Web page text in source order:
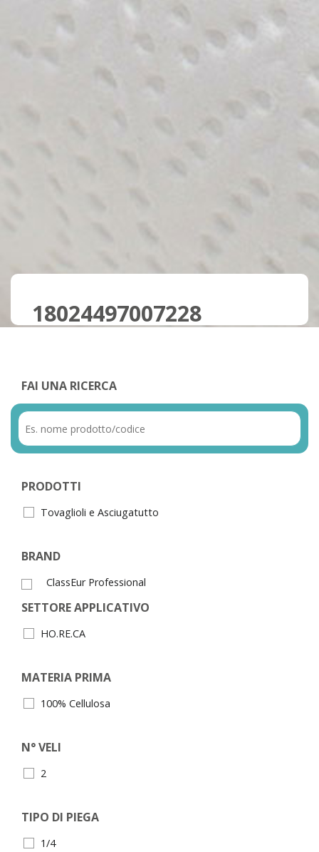
18024497007228
FAI UNA RICERCA
PRODOTTI
Tovaglioli e Asciugatutto
BRAND
ClassEur Professional
SETTORE APPLICATIVO
HO.RE.CA
MATERIA PRIMA
100% Cellulosa
N° VELI
2
TIPO DI PIEGA
1/4